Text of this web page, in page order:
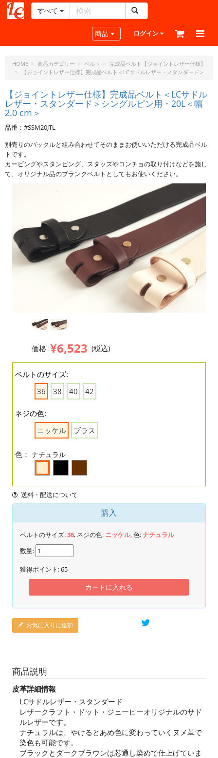
ー
ラ
フ
ド
ッ
ト・
ジ
ー
ピ
ー
すべて
Toggle navigation
商品 ログイン
HOME 商品カテゴリー ベルト
完成品ベルト【ジョイントレザー仕様】
【ジョイントレザー仕様】完成品ベルト＜LCサドルレザー・スタンダード＞
【ジョイントレザー仕様】完成品ベルト＜LCサドル
レザー・スタンダード＞シングルピン用・20L＜幅
2.0 cm＞
品番：#SSM20JTL
別売りのバックルと組み合わせてそのままお使いいただける完成品ベル
トです。
カービングやスタンピング、スタッズやコンチョの取り付けなどを施し
て、オリジナル品のブランクベルトとしてもお使いください。
価格 ¥6,523 (税込)
ベルトのサイズ:
36
38 40 42
ネジの色:
ニッケル
ブラス
色： ナチュラル
送料・配送について
購入
ベルトのサイズ:36, ネジの色: ニッケル, 色:ナチュラル
数量:
獲得ポイント:65
カートに入れる
お気に入りに追加
商品説明
皮革詳細情報
LCサドルレザー・スタンダード
レザークラフト・ドット・ジェーピーオリジナルのサド
ルレザーです。
ナチュラルは、やけるとあめ色に変わっていくヌメ革で
染色も可能です。
ブラックとダークブラウンは芯通し染めで仕上げていま